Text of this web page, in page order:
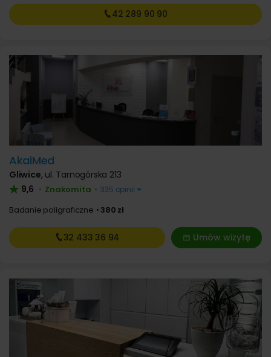
42 289 90 90
AkaiMed
Gliwice, ul. Tarnogórska 213
9,6 • Znakomita • 335 opinii
Badanie poligraficzne 380 zł
Umów wizytę
32 433 36 94